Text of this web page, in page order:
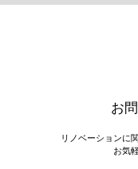
お
リノベーションに
お気